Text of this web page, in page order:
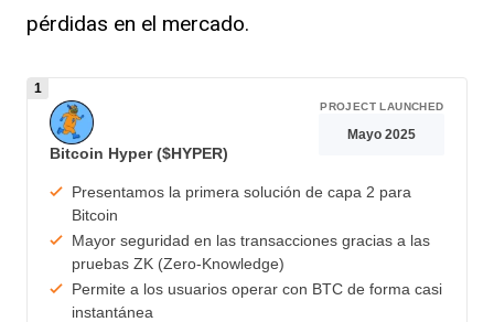
pérdidas en el mercado.
Bitcoin Hyper ($HYPER)
Presentamos la primera solución de capa 2 para
Bitcoin
Mayor seguridad en las transacciones gracias a las
pruebas ZK (Zero-Knowledge)
Permite a los usuarios operar con BTC de forma casi
instantánea
PROJECT LAUNCHED
Mayo 2025